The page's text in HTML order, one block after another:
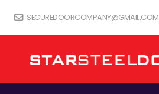
SECUREDOORCOMPANY@GMAIL.COM